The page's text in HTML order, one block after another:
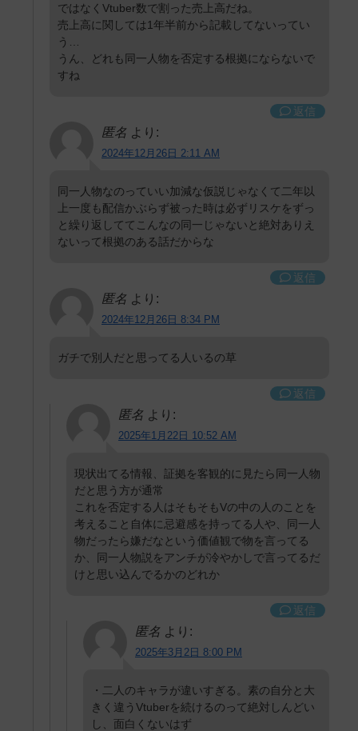
ではなくVtuber数で割った売上高だね。
売上高に関しては1年半前から記載してないってい
う…
うん、どれも同一人物を否定する根拠にならないで
すね
返信
匿名 より:
2024年12月26日 2:11 AM
同一人物なのっていい加減な仮説じゃなくて二年以
上一度も配信かぶらず被った時は必ずリスケをずっ
と繰り返しててこんなの同一じゃないと絶対ありえ
ないって根拠のある話だからな
返信
匿名 より:
2024年12月26日 8:34 PM
ガチで別人だと思ってる人いるの草
返信
匿名 より:
2025年1月22日 10:52 AM
現状出てる情報、証拠を客観的に見たら同一人物
だと思う方が通常
これを否定する人はそもそもVの中の人のことを
考えること自体に忌避感を持ってる人や、同一人
物だったら嫌だなという価値観で物を言ってる
か、同一人物説をアンチが冷やかしで言ってるだ
けと思い込んでるかのどれか
返信
匿名 より:
2025年3月2日 8:00 PM
・二人のキャラが違いすぎる。素の自分と大
きく違うVtuberを続けるのって絶対しんどい
し、面白くないはず